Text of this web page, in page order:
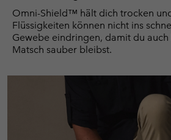
Omni-Shield™ hält dich trocken
Flüssigkeiten können nicht ins
Gewebe eindringen, damit du auch
Matsch sauber bleibst.